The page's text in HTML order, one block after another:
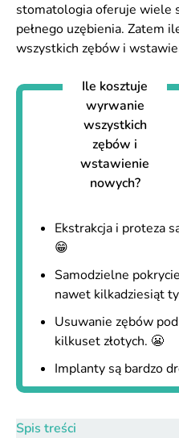
stomatologia oferuje wiele
pełnego uzębienia. Zatem
wszystkich zębów i
Ile kosztuje
wyrwanie
wszystkich
zębów i
wstawienie
nowych?
Ekstrakcja i proteza
😁
Samodzielne
nawet kilkadziesiąt
Usuwanie zębów
kilkuset złotych. 😬
Implanty są bardzo
Spis treści